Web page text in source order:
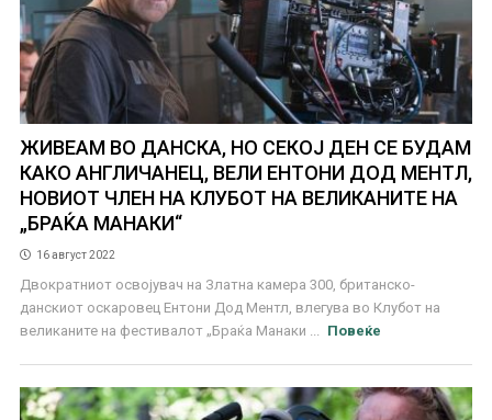
ЖИВЕАМ ВО ДАНСКА, НО СЕКОЈ ДЕН СЕ БУДАМ
КАКО АНГЛИЧАНЕЦ, ВЕЛИ ЕНТОНИ ДОД МЕНТЛ,
НОВИОТ ЧЛЕН НА КЛУБОТ НА ВЕЛИКАНИТЕ НА
„БРАЌА МАНАКИ“
16 август 2022
Двократниот освојувач на Златна камера 300, британско-
данскиот оскаровец Ентони Дод Ментл, влегува во Клубот на
великаните на фестивалот „Браќа Манаки ...
Повеќе